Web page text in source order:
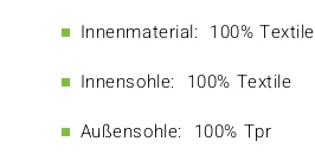
Innenmaterial: 100% Textile
Innensohle: 100% Textile
Außensohle: 100% Tpr